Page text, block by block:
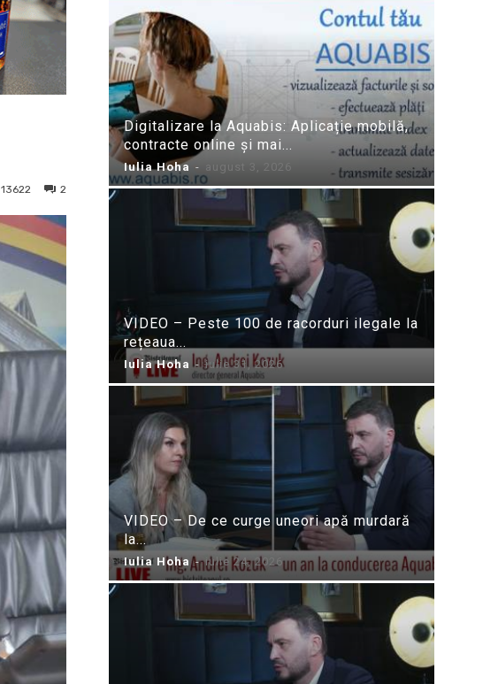
2
13622
Digitalizare la Aquabis: Aplicație mobilă,
contracte online și mai...
Iulia Hoha - august 3, 2026
VIDEO – Peste 100 de racorduri ilegale la
rețeaua...
Iulia Hoha - iulie 31, 2026
VIDEO – De ce curge uneori apă murdară
la...
Iulia Hoha - iulie 24, 2026